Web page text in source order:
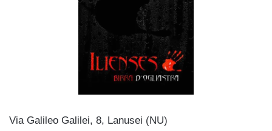
Via Galileo Galilei, 8, Lanusei (NU)